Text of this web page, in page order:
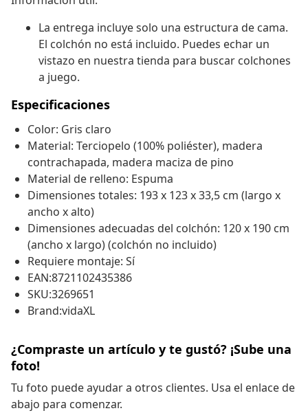
La entrega incluye solo una estructura de cama.
El colchón no está incluido. Puedes echar un
vistazo en nuestra tienda para buscar colchones
a juego.
Especificaciones
Color: Gris claro
Material: Terciopelo (100% poliéster), madera
contrachapada, madera maciza de pino
Material de relleno: Espuma
Dimensiones totales: 193 x 123 x 33,5 cm (largo x
ancho x alto)
Dimensiones adecuadas del colchón: 120 x 190 cm
(ancho x largo) (colchón no incluido)
Requiere montaje: Sí
EAN:8721102435386
SKU:3269651
Brand:vidaXL
¿Compraste un artículo y te gustó? ¡Sube una
foto!
Tu foto puede ayudar a otros clientes. Usa el enlace de
abajo para comenzar.